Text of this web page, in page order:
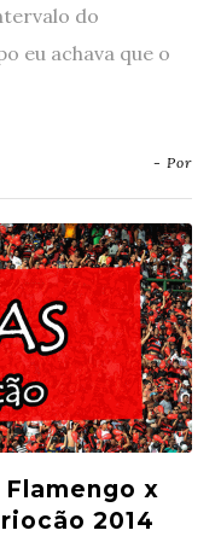
do
eu achava que o
- Por
x
2014